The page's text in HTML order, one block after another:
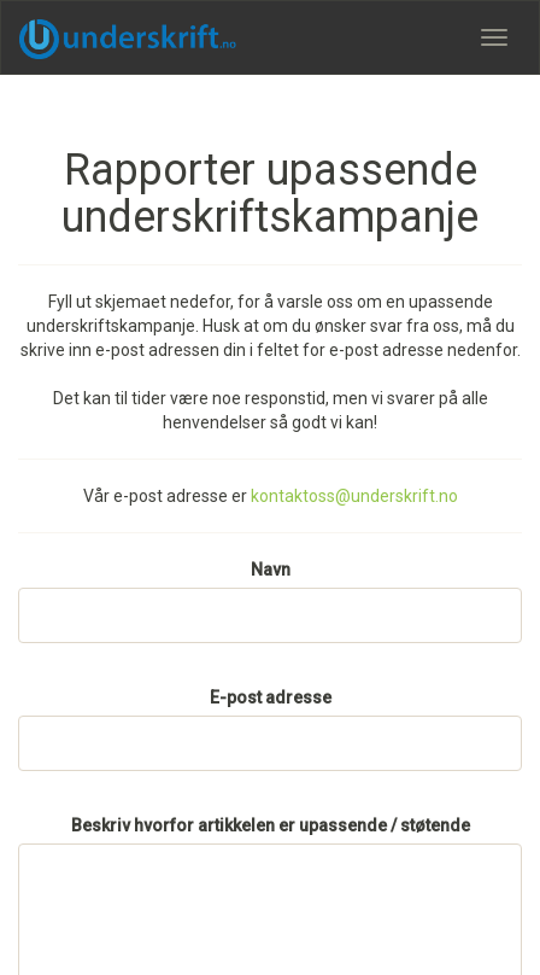
Meny
Rapporter upassende
underskriftskampanje
Fyll ut skjemaet nedefor, for å varsle oss om en upassende
underskriftskampanje. Husk at om du ønsker svar fra oss, må du
skrive inn e-post adressen din i feltet for e-post adresse nedenfor.
Det kan til tider være noe responstid, men vi svarer på alle
henvendelser så godt vi kan!
Vår e-post adresse er kontaktoss@underskrift.no
Navn
E-post adresse
Beskriv hvorfor artikkelen er upassende / støtende